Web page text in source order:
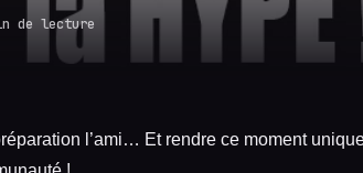
de lecture
l’ami… Et rendre ce moment